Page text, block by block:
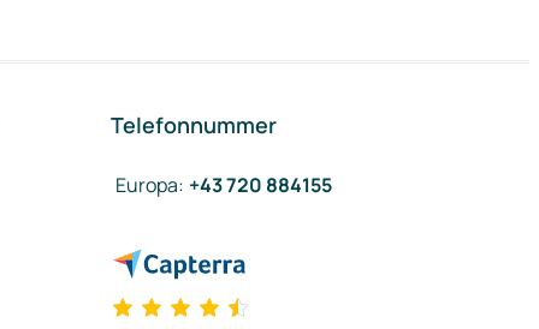
Telefonnummer
Europa: +43 720 884155